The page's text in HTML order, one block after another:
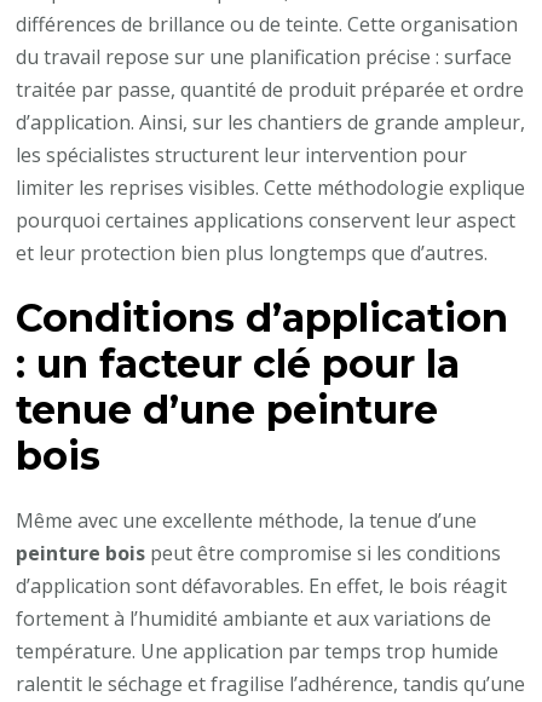
différences de brillance ou de teinte. Cette organisation
du travail repose sur une planification précise : surface
traitée par passe, quantité de produit préparée et ordre
d’application. Ainsi, sur les chantiers de grande ampleur,
les spécialistes structurent leur intervention pour
limiter les reprises visibles. Cette méthodologie explique
pourquoi certaines applications conservent leur aspect
et leur protection bien plus longtemps que d’autres.
Conditions d’application
: un facteur clé pour la
tenue d’une peinture
bois
Même avec une excellente méthode, la tenue d’une
peinture bois peut être compromise si les conditions
d’application sont défavorables. En effet, le bois réagit
fortement à l’humidité ambiante et aux variations de
température. Une application par temps trop humide
ralentit le séchage et fragilise l’adhérence, tandis qu’une